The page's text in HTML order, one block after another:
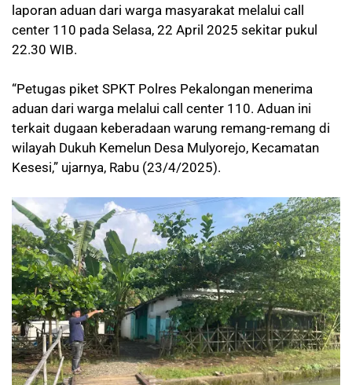
laporan aduan dari warga masyarakat melalui call
center 110 pada Selasa, 22 April 2025 sekitar pukul
22.30 WIB.
“Petugas piket SPKT Polres Pekalongan menerima
aduan dari warga melalui call center 110. Aduan ini
terkait dugaan keberadaan warung remang-remang di
wilayah Dukuh Kemelun Desa Mulyorejo, Kecamatan
Kesesi,” ujarnya, Rabu (23/4/2025).